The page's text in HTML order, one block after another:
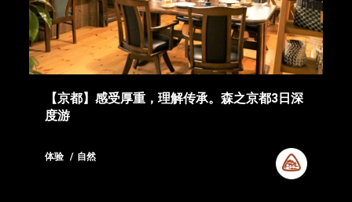
【京都】感受厚重，理解传承。森之京都3日深
度游
体验 自然